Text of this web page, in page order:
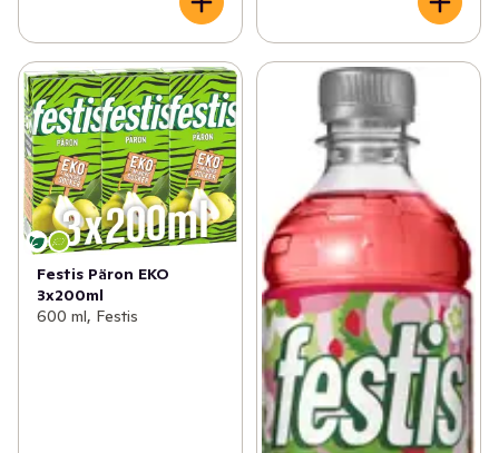
Festis Päron EKO
3x200ml
600 ml, Festis